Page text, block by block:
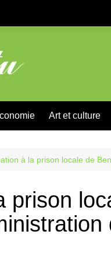
Art et culture
à la prison locale de
prison